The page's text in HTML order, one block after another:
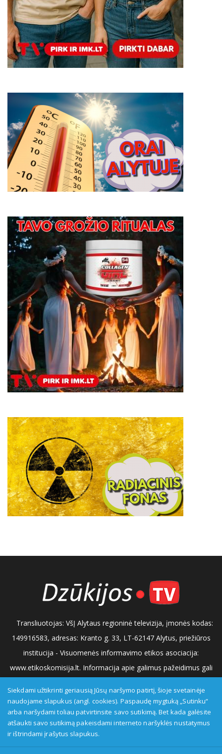
Transliuotojas: VšĮ Alytaus regioninė televizija, įmonės kodas:
149916583, adresas: Kranto g. 33, LT-62147 Alytus, priežiūros
institucija - Visuomenės informavimo etikos asociacija:
www.etikoskomisija.lt. Informacija apie galimus pažeidimus gali
arba Visuomenės informavimo etikos komisijai
(www.etikoskomisija.lt)
Tel/faks: 0 687 05056
Reklama:
0 687 05056
info@dzukijostv.lt
Siekdami užtikrinti geriausią Jūsų naršymo patirtį, šioje svetainėje
naudojame slapukus (angl. cookies). Paspaudę mygtuką „Sutinku“
arba naršydami toliau patvirtinsite savo sutikimą. Bet kada galėsite
atšaukti savo sutikimą pakeisdami interneto naršyklės nustatymus
ir ištrindami įrašytus slapukus.